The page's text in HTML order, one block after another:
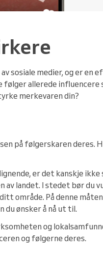
sosiale medier, og er en
følger allerede
merkevaren din?
på følgerskaren deres.
er det kanskje ikke
landet. I stedet bør du
område. På denne
ønsker å nå ut til.
og
og følgerne deres.